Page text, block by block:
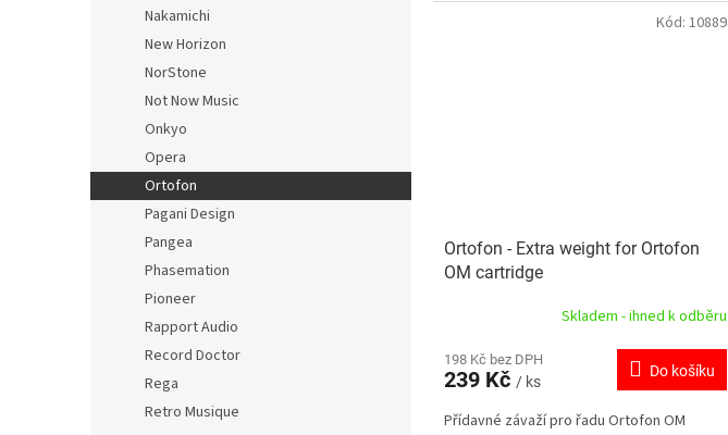
Nakamichi
New Horizon
NorStone
Not Now Music
Onkyo
Opera
Ortofon
Pagani Design
Pangea
Phasemation
Pioneer
Rapport Audio
Record Doctor
Rega
Retro Musique
Ortofon - Extra weight for Ortofon
OM cartridge
Skladem - ihned k odběru
198 Kč bez DPH
239 Kč / ks
Do košíku
Přídavné závaží pro řadu Ortofon OM
Kód: 10889